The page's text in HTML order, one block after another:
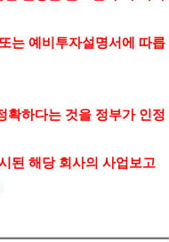
는 예비투자설명서에 따릅
확하다는 것을 정부가 인정
된 해당 회사의 사업보고